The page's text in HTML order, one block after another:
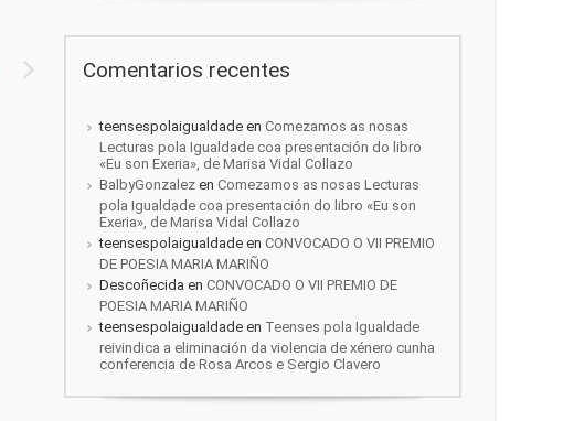
Comentarios recentes
teensespolaigualdade en Comezamos as nosas
Lecturas pola Igualdade coa presentación do libro
«Eu son Exeria», de Marisa Vidal Collazo
BalbyGonzalez en Comezamos as nosas Lecturas
pola Igualdade coa presentación do libro «Eu son
Exeria», de Marisa Vidal Collazo
teensespolaigualdade en CONVOCADO O VII PREMIO
DE POESIA MARIA MARIÑO
Descoñecida en CONVOCADO O VII PREMIO DE
POESIA MARIA MARIÑO
teensespolaigualdade en Teenses pola Igualdade
reivindica a eliminación da violencia de xénero cunha
conferencia de Rosa Arcos e Sergio Clavero